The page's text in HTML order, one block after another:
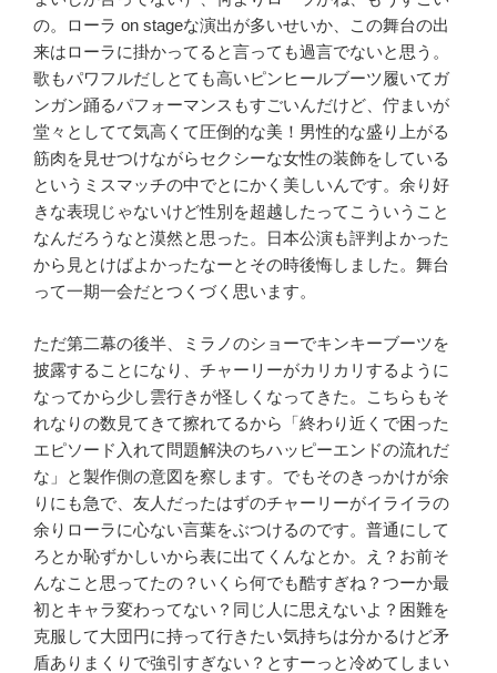
の。ローラ on stageな演出が多いせいか、この舞台の出
来はローラに掛かってると言っても過言でないと思う。
歌もパワフルだしとても高いピンヒールブーツ履いてガ
ンガン踊るパフォーマンスもすごいんだけど、佇まいが
堂々としてて気高くて圧倒的な美！男性的な盛り上がる
筋肉を見せつけながらセクシーな女性の装飾をしている
というミスマッチの中でとにかく美しいんです。余り好
きな表現じゃないけど性別を超越したってこういうこと
なんだろうなと漠然と思った。日本公演も評判よかった
から見とけばよかったなーとその時後悔しました。舞台
って一期一会だとつくづく思います。
ただ第二幕の後半、ミラノのショーでキンキーブーツを
披露することになり、チャーリーがカリカリするように
なってから少し雲行きが怪しくなってきた。こちらもそ
れなりの数見てきて擦れてるから「終わり近くで困った
エピソード入れて問題解決のちハッピーエンドの流れだ
な」と製作側の意図を察します。でもそのきっかけが余
りにも急で、友人だったはずのチャーリーがイライラの
余りローラに心ない言葉をぶつけるのです。普通にして
ろとか恥ずかしいから表に出てくんなとか。え？お前そ
んなこと思ってたの？いくら何でも酷すぎね？つーか最
初とキャラ変わってない？同じ人に思えないよ？困難を
克服して大団円に持って行きたい気持ちは分かるけど矛
盾ありまくりで強引すぎない？とすーっと冷めてしまい